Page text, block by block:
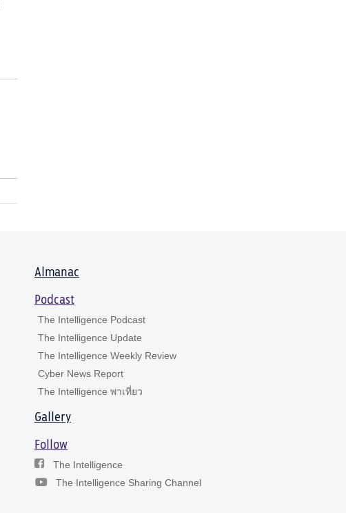
Almanac
Podcast
The Intelligence Podcast
The Intelligence Update
The Intelligence Weekly Review
Cyber News Report
The Intelligence พาเที่ยว
Gallery
Follow
The Intelligence
The Intelligence Sharing Channel